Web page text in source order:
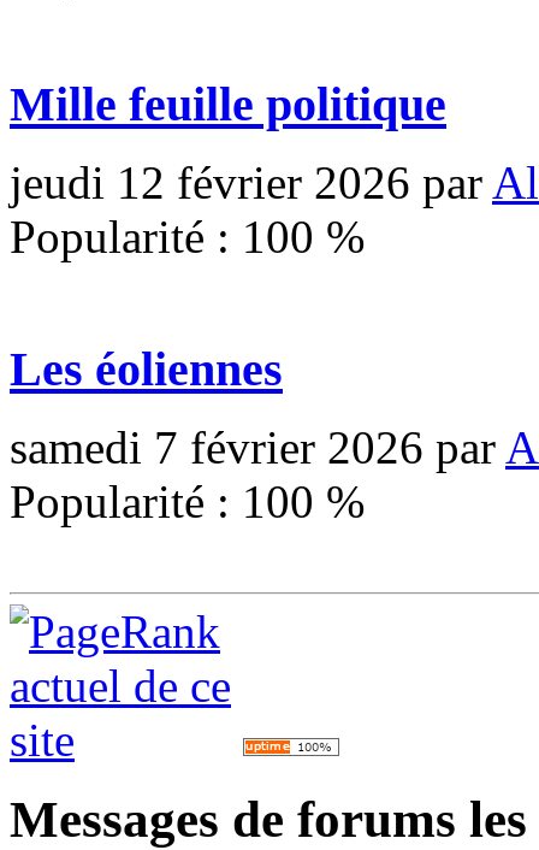
Mille feuille politique
jeudi 12 février 2026 par
Popularité : 100 %
Les éoliennes
samedi 7 février 2026 par
Popularité : 100 %
Messages de forums